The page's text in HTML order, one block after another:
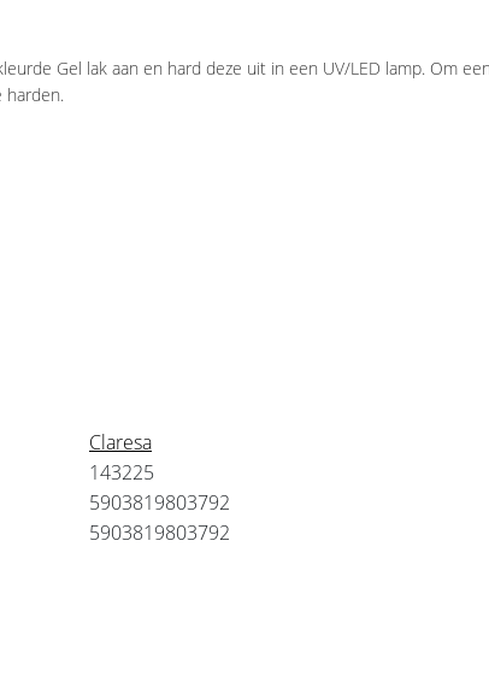
Gel lak aan en hard deze uit in een UV/LED lamp. Om
harden.
Claresa
143225
5903819803792
5903819803792